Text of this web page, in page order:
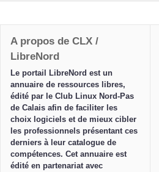
A propos de CLX /
LibreNord
Le portail LibreNord est un
annuaire de ressources libres,
édité par le Club Linux Nord-Pas
de Calais afin de faciliter les
choix logiciels et de mieux cibler
les professionnels présentant ces
derniers à leur catalogue de
compétences. Cet annuaire est
édité en partenariat avec